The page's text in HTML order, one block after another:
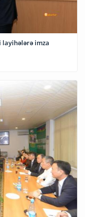
layihələrə imza